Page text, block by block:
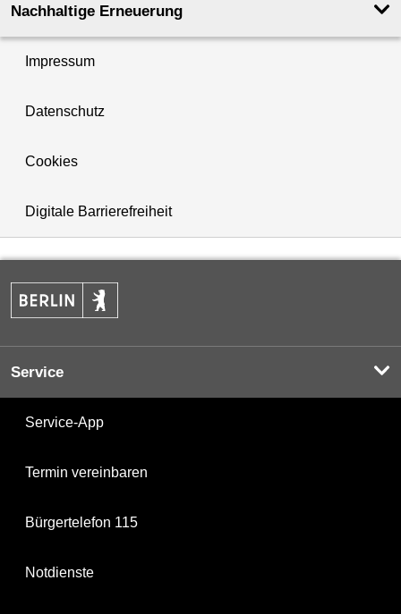
Nachhaltige Erneuerung
Impressum
Datenschutz
Cookies
Digitale Barrierefreiheit
Service
Service-App
Termin vereinbaren
Bürgertelefon 115
Notdienste